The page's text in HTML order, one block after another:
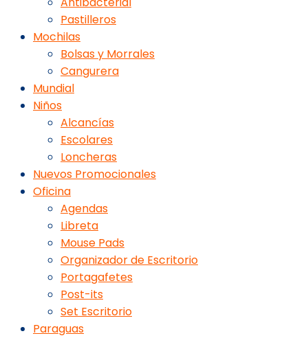
Pastilleros
Mochilas
Bolsas y Morrales
Cangurera
Mundial
Niños
Alcancías
Escolares
Loncheras
Nuevos Promocionales
Oficina
Agendas
Libreta
Mouse Pads
Organizador de Escritorio
Portagafetes
Post-its
Set Escritorio
Paraguas